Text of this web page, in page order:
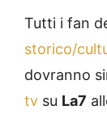
Tutti i fan
storico/
dovranno
tv su La7